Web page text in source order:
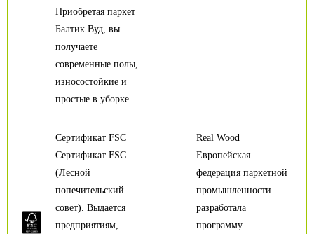
Приобретая паркет
Балтик Вуд, вы
получаете
современные полы,
износостойкие и
простые в уборке.
Сертификат FSC
Сертификат FSC
(Лесной
попечительский
совет). Выдается
предприятиям,
Real Wood
Европейская
федерация паркетной
промышленности
разработала
программу